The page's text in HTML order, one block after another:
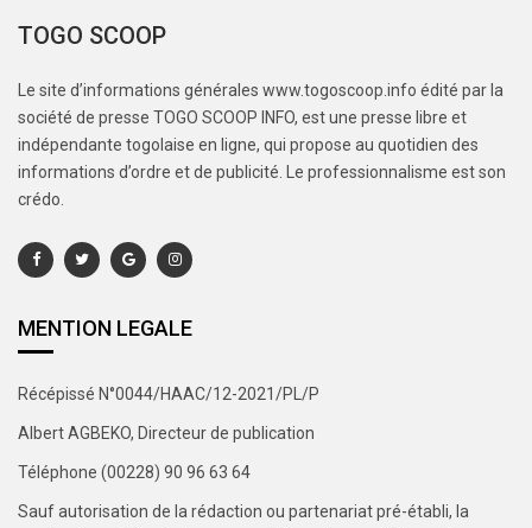
TOGO SCOOP
Le site d’informations générales www.togoscoop.info édité par la
société de presse TOGO SCOOP INFO, est une presse libre et
indépendante togolaise en ligne, qui propose au quotidien des
informations d’ordre et de publicité. Le professionnalisme est son
crédo.
MENTION LEGALE
Récépissé N°0044/HAAC/12-2021/PL/P
Albert AGBEKO, Directeur de publication
Téléphone (00228) 90 96 63 64
Sauf autorisation de la rédaction ou partenariat pré-établi, la